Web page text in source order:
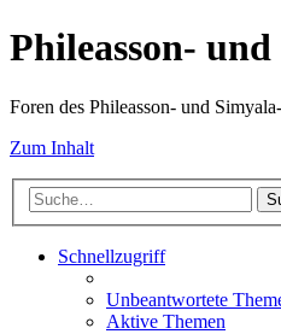
Phileasson-
Foren des Phileasson- und
Zum Inhalt
Schnellzugriff
Unbeantwortete
Aktive Themen